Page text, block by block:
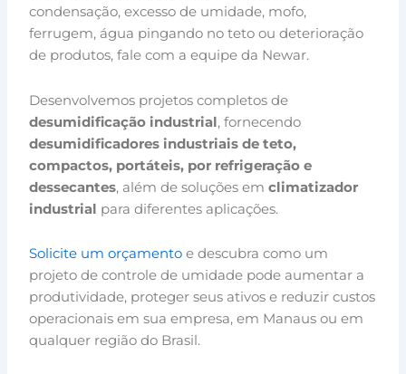
condensação, excesso de umidade, mofo,
ferrugem, água pingando no teto ou deterioração
de produtos, fale com a equipe da Newar.
Desenvolvemos projetos completos de
desumidificação industrial, fornecendo
desumidificadores industriais de teto,
compactos, portáteis, por refrigeração e
dessecantes, além de soluções emclimatizador
industrial para diferentes aplicações.
Solicite um orçamento e descubra como um
projeto de controle de umidade pode aumentar a
produtividade, proteger seus ativos e reduzir custos
operacionais em sua empresa, em Manaus ou em
qualquer região do Brasil.